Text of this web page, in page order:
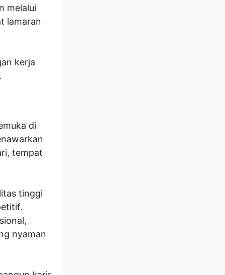
melalui
lamaran
kerja
di
tempat
tinggi
nyaman